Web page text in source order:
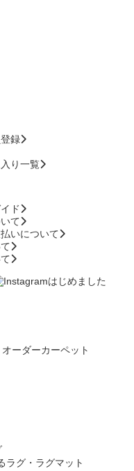
録
り一覧
ド
て
いについて
オーダーカーペット
ラグ・ラグマット